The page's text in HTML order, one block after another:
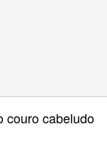
couro cabeludo